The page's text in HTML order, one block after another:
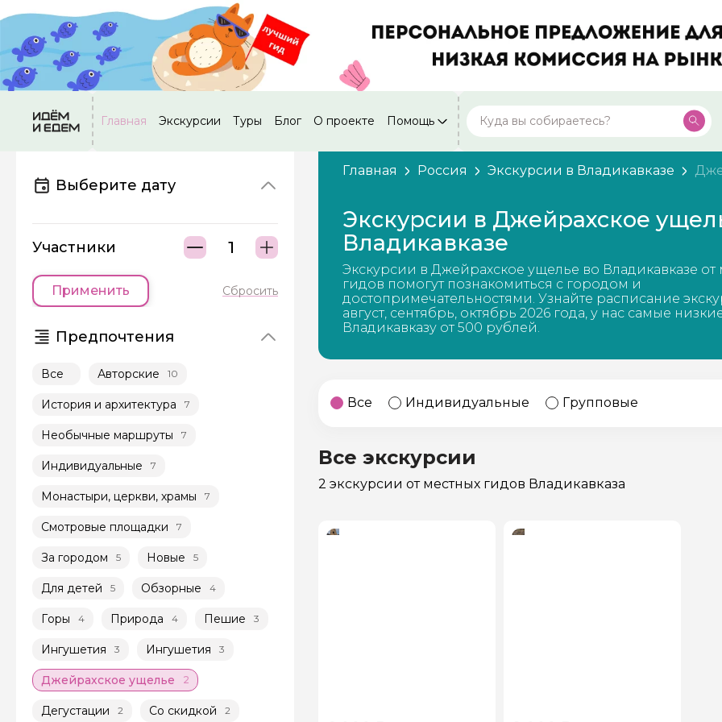
Главная Экскурсии Туры Блог О проекте Помощь
Москва
Россия
Нижний Новгород
Россия
Калининград
Россия
Кисловодск
Россия
20 экскурсий
Дербент 17 экскурсий
Посмотреть все города
Выберите дату
Участники
Применить Сбросить
Предпочтения
Все Авторские 10
История и архитектура 7
Необычные маршруты 7
Индивидуальные 7
Монастыри, церкви, храмы 7
Смотровые площадки 7
За городом 5 Новые 5
Для детей 5 Обзорные 4
Горы 4 Природа 4 Пешие 3
Ингушетия 3 Ингушетия 3
Джейрахское ущелье 2
Дегустации 2 Со скидкой 2
Главная Россия Экскурсии в Владикавказе
Экскурсии в Джейрахское
Владикавказе
Экскурсии в Джейрахское ущелье во Владикавказе от
гидов помогут познакомиться с городом и
достопримечательностями. Узнайте расписание
август, сентябрь, октябрь 2026 года, у нас самые
Владикавказу от 500 рублей.
Все Индивидуальные Групповые
Все экскурсии
2 экскурсии от местных гидов Владикавказа